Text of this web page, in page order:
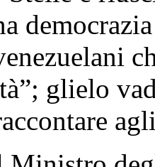
glielo